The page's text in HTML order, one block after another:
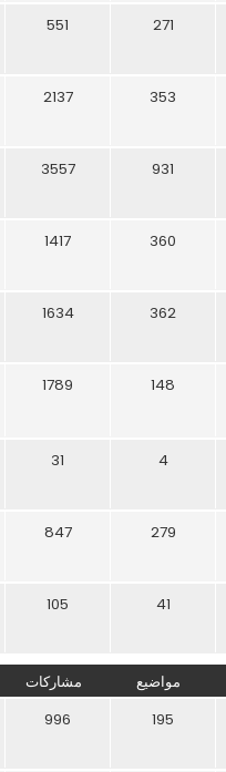
271
551
353
2137
931
3557
360
1417
362
1634
148
1789
4
31
279
847
41
105
مواضيع مشاركات
195
996